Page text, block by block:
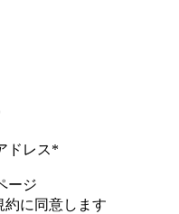
ドレス*
ージ
約に同意します